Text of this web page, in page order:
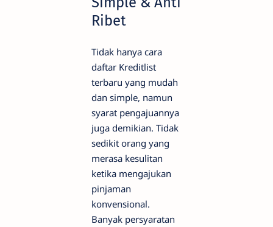
Ribet
Tidak hanya cara
daftar Kreditlist
terbaru yang mudah
dan simple, namun
syarat pengajuannya
juga demikian. Tidak
sedikit orang yang
merasa kesulitan
ketika mengajukan
pinjaman
konvensional.
Banyak persyaratan